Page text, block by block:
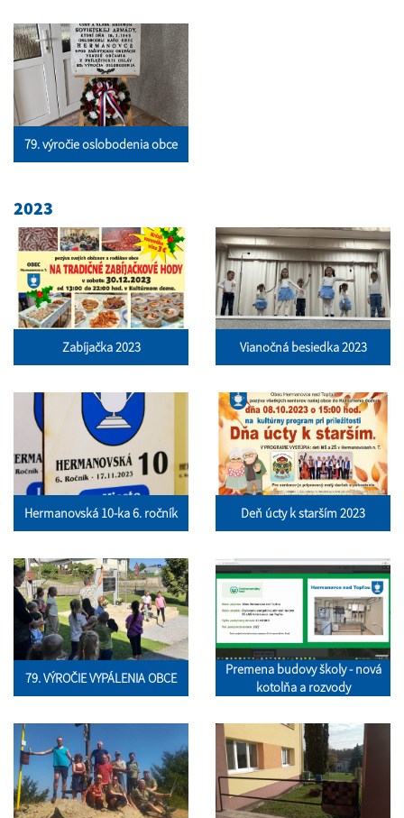
79. výročie oslobodenia obce
2023
Zabíjačka 2023 Vianočná besiedka 2023
Hermanovská 10-ka 6. ročník Deň úcty k starším 2023
79. VÝROČIE VYPÁLENIA OBCE
Premena budovy školy - nová
kotolňa a rozvody